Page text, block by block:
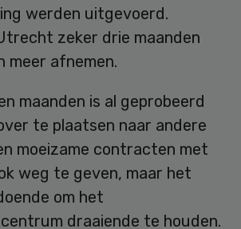
werden uitgevoerd.
zeker drie maanden
meer afnemen.
maanden is al geprobeerd
te plaatsen naar andere
moeizame contracten met
weg te geven, maar het
om het
draaiende te houden.